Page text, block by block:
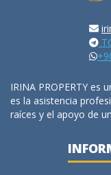
IRINA PROPERTY es
es la asistencia
raíces y el apoyo de